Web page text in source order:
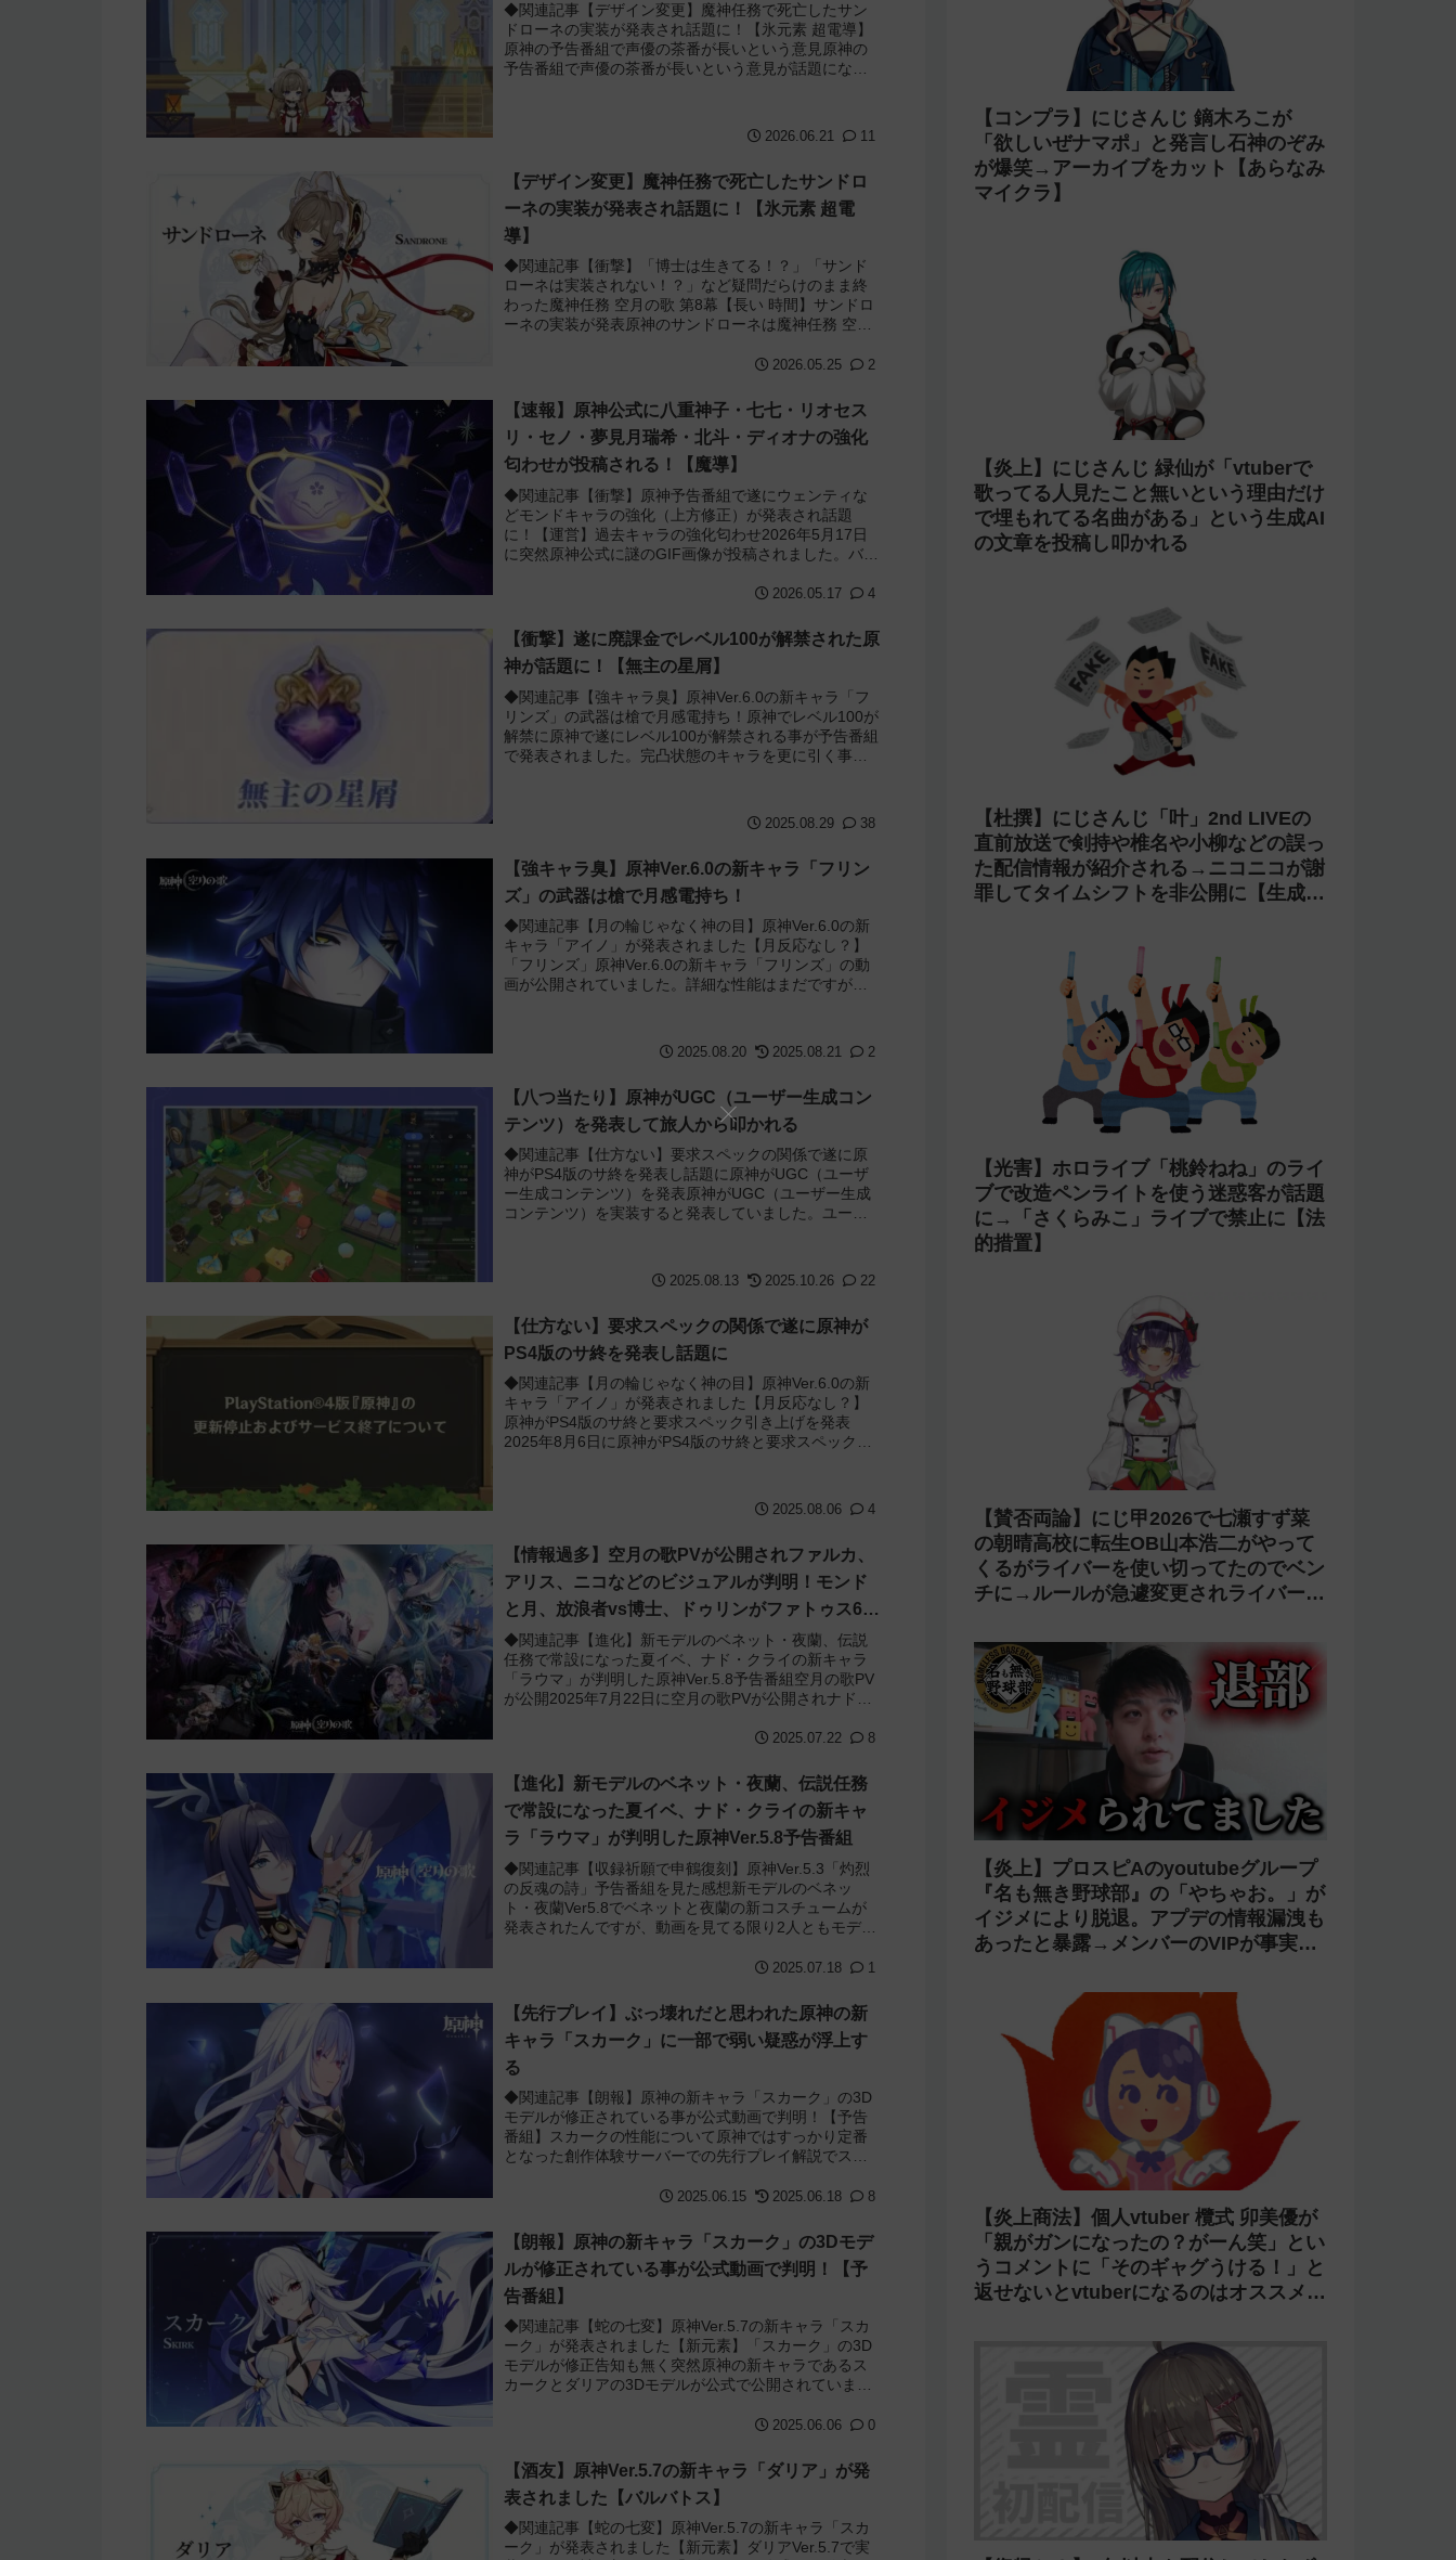
◆関連記事【デザイン変更】魔神任務で死亡したサン
ドローネの実装が発表され話題に！【氷元素 超電導】
原神の予告番組で声優の茶番が長いという意見原神の
予告番組で声優の茶番が長いという意見が話題になっ
2026.06.21 11
【デザイン変更】魔神任務で死亡したサンドロ
ーネの実装が発表され話題に！【氷元素 超電
導】
◆関連記事【衝撃】「博士は生きてる！？」「サンド
ローネは実装されない！？」など疑問だらけのまま終
わった魔神任務 空月の歌 第8幕【長い 時間】サンドロ
ーネの実装が発表原神のサンドローネは魔神任務 空月
2026.05.25 2
【速報】原神公式に八重神子・七七・リオセス
リ・セノ・夢見月瑞希・北斗・ディオナの強化
匂わせが投稿される！【魔導】
◆関連記事【衝撃】原神予告番組で遂にウェンティな
どモンドキャラの強化（上方修正）が発表され話題
に！【運営】過去キャラの強化匂わせ2026年5月17日
に突然原神公式に謎のGIF画像が投稿されました。バー
2026.05.17 4
【衝撃】遂に廃課金でレベル100が解禁された原
神が話題に！【無主の星屑】
◆関連記事【強キャラ臭】原神Ver.6.0の新キャラ「フ
リンズ」の武器は槍で月感電持ち！原神でレベル100が
解禁に原神で遂にレベル100が解禁される事が予告番組
で発表されました。完凸状態のキャラを更に引く事で
2025.08.29 38
【強キャラ臭】原神Ver.6.0の新キャラ「フリン
ズ」の武器は槍で月感電持ち！
◆関連記事【月の輪じゃなく神の目】原神Ver.6.0の新
キャラ「アイノ」が発表されました【月反応なし？】
「フリンズ」原神Ver.6.0の新キャラ「フリンズ」の動
画が公開されていました。詳細な性能はまだですが、
2025.08.20 2025.08.21 2
【八つ当たり】原神がUGC（ユーザー生成コン
テンツ）を発表して旅人から叩かれる
◆関連記事【仕方ない】要求スペックの関係で遂に原
神がPS4版のサ終を発表し話題に原神がUGC（ユーザ
ー生成コンテンツ）を発表原神がUGC（ユーザー生成
コンテンツ）を実装すると発表していました。ユーザ
2025.08.13 2025.10.26 22
【仕方ない】要求スペックの関係で遂に原神が
PS4版のサ終を発表し話題に
◆関連記事【月の輪じゃなく神の目】原神Ver.6.0の新
キャラ「アイノ」が発表されました【月反応なし？】
原神がPS4版のサ終と要求スペック引き上げを発表
2025年8月6日に原神がPS4版のサ終と要求スペック引
2025.08.06 4
【情報過多】空月の歌PVが公開されファルカ、
アリス、ニコなどのビジュアルが判明！モンド
と月、放浪者vs博士、ドゥリンがファトゥス6位
説！？
◆関連記事【進化】新モデルのベネット・夜蘭、伝説
任務で常設になった夏イベ、ナド・クライの新キャラ
「ラウマ」が判明した原神Ver.5.8予告番組空月の歌PV
が公開2025年7月22日に空月の歌PVが公開されナド・
2025.07.22 8
【進化】新モデルのベネット・夜蘭、伝説任務
で常設になった夏イベ、ナド・クライの新キャ
ラ「ラウマ」が判明した原神Ver.5.8予告番組
◆関連記事【収録祈願で申鶴復刻】原神Ver.5.3「灼烈
の反魂の詩」予告番組を見た感想新モデルのベネッ
ト・夜蘭Ver5.8でベネットと夜蘭の新コスチュームが
発表されたんですが、動画を見てる限り2人ともモデル
2025.07.18 1
【先行プレイ】ぶっ壊れだと思われた原神の新
キャラ「スカーク」に一部で弱い疑惑が浮上す
る
◆関連記事【朗報】原神の新キャラ「スカーク」の3D
モデルが修正されている事が公式動画で判明！【予告
番組】スカークの性能について原神ではすっかり定番
となった創作体験サーバーでの先行プレイ解説でスカ
2025.06.15 2025.06.18 8
【朗報】原神の新キャラ「スカーク」の3Dモデ
ルが修正されている事が公式動画で判明！【予
告番組】
◆関連記事【蛇の七変】原神Ver.5.7の新キャラ「スカ
ーク」が発表されました【新元素】「スカーク」の3D
モデルが修正告知も無く突然原神の新キャラであるス
カークとダリアの3Dモデルが公式で公開されていまし
2025.06.06 0
【酒友】原神Ver.5.7の新キャラ「ダリア」が発
表されました【バルバトス】
◆関連記事【蛇の七変】原神Ver.5.7の新キャラ「スカ
ーク」が発表されました【新元素】ダリアVer.5.7で実
【コンプラ】にじさんじ 鏑木ろこが
「欲しいぜナマポ」と発言し石神のぞみ
が爆笑→アーカイブをカット【あらなみ
マイクラ】
【炎上】にじさんじ 緑仙が「vtuberで
歌ってる人見たこと無いという理由だけ
で埋もれてる名曲がある」という生成AI
の文章を投稿し叩かれる
【杜撰】にじさんじ「叶」2nd LIVEの
直前放送で剣持や椎名や小柳などの誤っ
た配信情報が紹介される→ニコニコが謝
罪してタイムシフトを非公開に【生成
【光害】ホロライブ「桃鈴ねね」のライ
ブで改造ペンライトを使う迷惑客が話題
に→「さくらみこ」ライブで禁止に【法
的措置】
【賛否両論】にじ甲2026で七瀬すず菜
の朝晴高校に転生OB山本浩二がやって
くるがライバーを使い切ってたのでベン
チに→ルールが急遽変更されライバーの
【炎上】プロスピAのyoutubeグループ
『名も無き野球部』の「やちゃお。」が
イジメにより脱退。アプデの情報漏洩も
あったと暴露→メンバーのVIPが事実無
【炎上商法】個人vtuber 欖式 卯美優が
「親がガンになったの？がーん笑」とい
うコメントに「そのギャグうける！」と
返せないとvtuberになるのはオススメし